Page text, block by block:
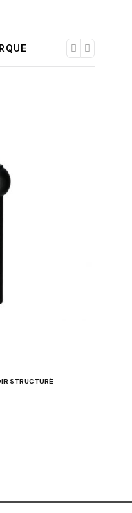
STRUCTURÉ